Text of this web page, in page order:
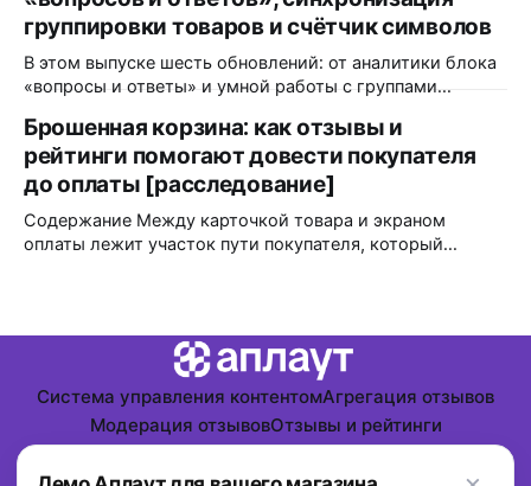
продолжения падения не показало. Но даже если
группировки товаров и счётчик символов
В этом выпуске шесть обновлений: от аналитики блока
«вопросы и ответы» и умной работы с группами
модератора каждый день. Разбираем, что изменилось и
кому это пригодится. Аналитика блока «вопросы и
ответы» в Яндекс.Метрике Что изменилось: блок
взаимодействия
Брошенная корзина: как отзывы и
рейтинги помогают довести покупателя
до оплаты [расследование]
Содержание Между карточкой товара и экраном
оплаты лежит участок пути покупателя, который
друга по инерции. Если открыть любой крупный отчет о
связи UGC и конверсии, то все цифры будут завязаны на
карточках товара,
Система управления контентомАгрегация отзывов
Модерация отзывовОтзывы и рейтинги
Персональные данные